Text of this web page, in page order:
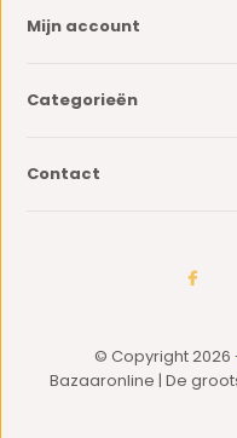
Mijn account
Categorieën
Contact
© Copyright 2026
Bazaaronline | De